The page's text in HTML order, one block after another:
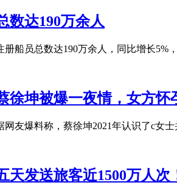
数达190万余人
册船员总数达190万余人，同比增长5%
徐坤被爆一夜情，女方怀
网友爆料称，蔡徐坤2021年认识了c女
天发送旅客近1500万人次